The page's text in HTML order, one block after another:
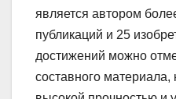
является автором
публикаций и 25
достижений можно
составного материала,